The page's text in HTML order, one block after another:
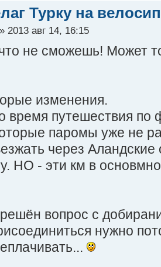
Турку на
» 2013 авг 14, 16:15
не сможешь! Может
изменения.
время путешествия
паромы уже не
через
НО - эти км в
вопрос с
нужно